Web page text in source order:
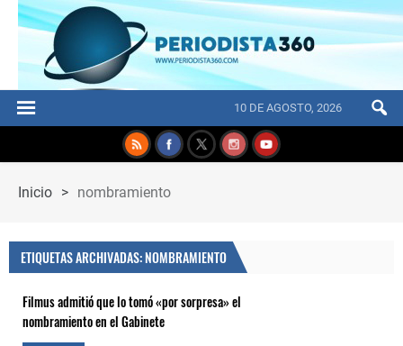
10 DE AGOSTO, 2026
Inicio > nombramiento
ETIQUETAS ARCHIVADAS: NOMBRAMIENTO
Filmus admitió que lo tomó «por sorpresa» el
nombramiento en el Gabinete